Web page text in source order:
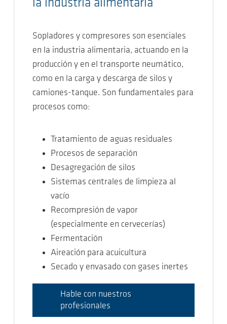
la industria alimentaria
Sopladores y compresores son esenciales
en la industria alimentaria, actuando en la
producción y en el transporte neumático,
como en la carga y descarga de silos y
camiones-tanque. Son fundamentales para
procesos como:
Tratamiento de aguas residuales
Procesos de separación
Desagregación de silos
Sistemas centrales de limpieza al
vacío
Recompresión de vapor
(especialmente en cervecerías)
Fermentación
Aireación para acuicultura
Secado y envasado con gases inertes
Hable con nuestros
profesionales